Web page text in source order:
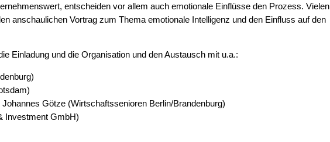
entscheiden vor allem auch emotionale Einflüsse den Prozess. Vielen
anschaulichen Vortrag zum Thema emotionale Intelligenz und den Einfluss auf den
Einladung und die Organisation und den Austausch mit u.a.:
Götze (Wirtschaftssenioren Berlin/Brandenburg)
Investment GmbH)